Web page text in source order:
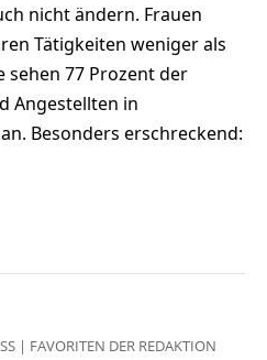
nicht ändern. Frauen
Tätigkeiten weniger als
sehen 77 Prozent der
Angestellten in
Besonders erschreckend:
| FAVORITEN DER REDAKTION